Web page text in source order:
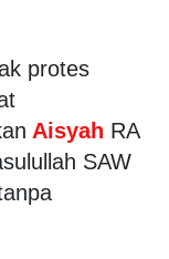
protes
Aisyah RA
SAW